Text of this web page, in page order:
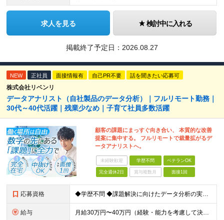
求人を見る 検討中に入れる
掲載終了予定日： 2026.08.27
NEW 正社員 面接情報有 自己PR不要 話を聞きたい応募可
株式会社リベンリ
データアナリスト（自社製品のデータ分析）｜フルリモート勤務｜
30代～40代活躍｜残業少なめ｜子育て社員多数活躍
顧客の課題にまっすぐ向き合い、 本質的な改善
提案に集中する。 フルリモートで裁量拡がるデ
ータアナリストへ。
未経験歓迎 学歴不問 ベテランOK
完全週休2日 賞与複数月 面接1回
応募資格 ◆学歴不問 ◆課題解決に向けたデータ分析の実務経験 ※事業会社でのご経験をお持ちの方、 データ分析～プレゼンまでのご経験をお持ちの方は尚歓迎します ＜歓迎要件・求める人物像＞ ◎複雑な課題を整理し
給与 月給30万円〜40万円（経験・能力を考慮して決定） ※固定残業代20時間分（4.0〜5.5万円）含む／超過分は全額支給 ※経験・スキルを考慮のうえ決定いたします ※6ヶ月の試用期間あり。期間中の待遇に